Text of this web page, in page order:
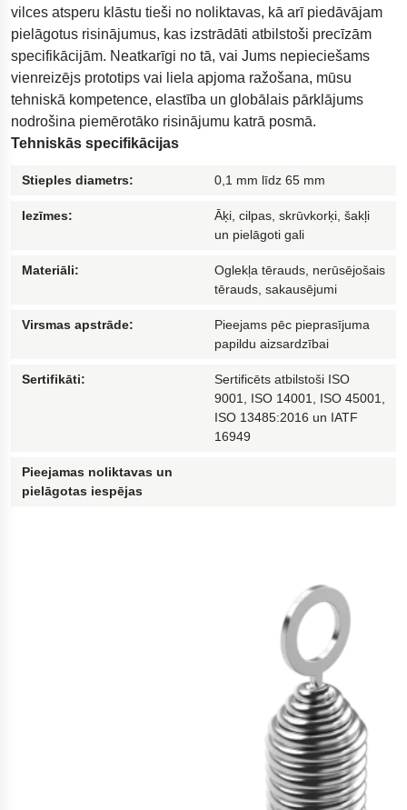
Urbšanas aprīkojums naftas un gāzes
Polestar 2 balstiekārta
Grīdas segums vingrošanai
Inovatīva piekļuves rampa
Vibrāciju slāpētāji Ēresunda tiltam
motociklu-balstiekarta
vilces atsperu klāstu tieši no noliktavas, kā arī piedāvājam
pielāgotus risinājumus, kas izstrādāti atbilstoši precīzām
specifikācijām. Neatkarīgi no tā, vai Jums nepieciešams
vienreizējs prototips vai liela apjoma ražošana, mūsu
tehniskā kompetence, elastība un globālais pārklājums
nodrošina piemērotāko risinājumu katrā posmā.
Tehniskās specifikācijas
Stieples diametrs: 0,1 mm līdz 65 mm
Iezīmes:
Āķi, cilpas, skrūvkorķi, šakļi
un pielāgoti gali
Materiāli:
Oglekļa tērauds, nerūsējošais
tērauds, sakausējumi
Virsmas apstrāde:
Pieejams pēc pieprasījuma
papildu aizsardzībai
Sertifikāti:
Sertificēts atbilstoši ISO
9001, ISO 14001, ISO 45001,
ISO 13485:2016 un IATF
16949
Pieejamas noliktavas un
pielāgotas iespējas